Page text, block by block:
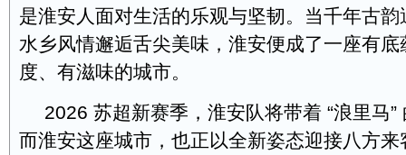
是淮安人面对生活的乐观与坚韧。当千年古
水乡风情邂逅舌尖美味，淮安便成了一座有
度、有滋味的城市。
2026 苏超新赛季，淮安队将带着 “浪里马
而淮安这座城市，也正以全新姿态迎接八方